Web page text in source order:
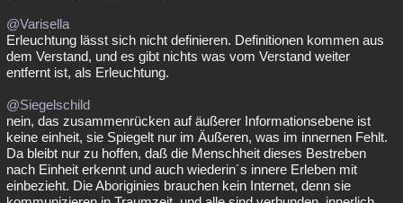
@Varisella
Erleuchtung lässt sich nicht definieren. Definitionen kommen aus
dem Verstand, und es gibt nichts was vom Verstand weiter
entfernt ist, als Erleuchtung.
@Siegelschild
nein, das zusammenrücken auf äußerer Informationsebene ist
keine einheit, sie Spiegelt nur im Äußeren, was im innernen Fehlt.
Da bleibt nur zu hoffen, daß die Menschheit dieses Bestreben
nach Einheit erkennt und auch wiederin´s innere Erleben mit
einbezieht. Die Aboriginies brauchen kein Internet, denn sie